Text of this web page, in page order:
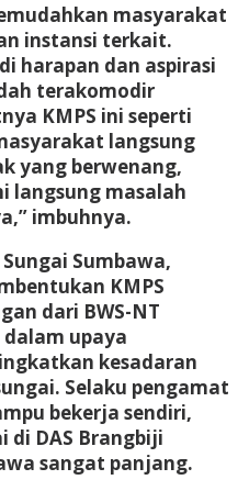
masyarakat
instansi terkait.
harapan dan aspirasi
terakomodir
KMPS ini seperti
langsung
yang berwenang,
langsung masalah
imbuhnya.
Sumbawa,
KMPS
dari BWS-NT
upaya
kesadaran
Selaku pengamat
bekerja sendiri,
di DAS Brangbiji
sangat panjang.